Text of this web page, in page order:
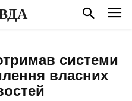
системи
власних